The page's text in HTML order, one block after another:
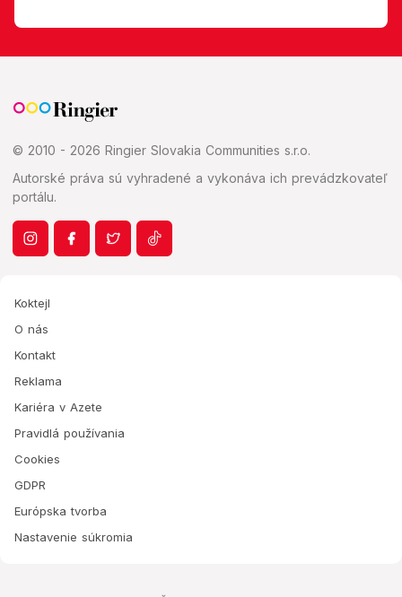
© 2010 - 2026 Ringier Slovakia Communities s.r.o.
Autorské práva sú vyhradené a vykonáva ich prevádzkovateľ
portálu.
Koktejl
O nás
Kontakt
Reklama
Kariéra v Azete
Pravidlá používania
Cookies
GDPR
Európska tvorba
Nastavenie súkromia